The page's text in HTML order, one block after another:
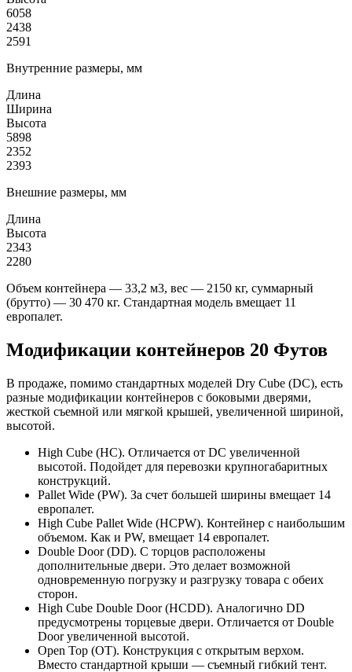
6058
2438
2591
Внутренние размеры, мм
Длина
Ширина
Высота
5898
2352
2393
Внешние размеры, мм
Длина
Высота
2343
2280
Объем контейнера — 33,2 м3, вес — 2150 кг, суммарный
(брутто) — 30 470 кг. Стандартная модель вмещает 11
европалет.
Модификации контейнеров 20 Футов
В продаже, помимо стандартных моделей Dry Cube (DC), есть
разные модификации контейнеров с боковыми дверями,
жесткой съемной или мягкой крышей, увеличенной шириной,
высотой.
High Cube (HC). Отличается от DC увеличенной
высотой. Подойдет для перевозки крупногабаритных
конструкций.
Pallet Wide (PW). За счет большей ширины вмещает 14
европалет.
High Cube Pallet Wide (HCPW). Контейнер с наибольшим
объемом. Как и PW, вмещает 14 европалет.
Double Door (DD). С торцов расположены
дополнительные двери. Это делает возможной
одновременную погрузку и разгрузку товара с обеих
сторон.
High Cube Double Door (HCDD). Аналогично DD
предусмотрены торцевые двери. Отличается от Double
Door увеличенной высотой.
Open Top (OT). Конструкция с открытым верхом.
Вместо стандартной крыши — съемный гибкий тент.